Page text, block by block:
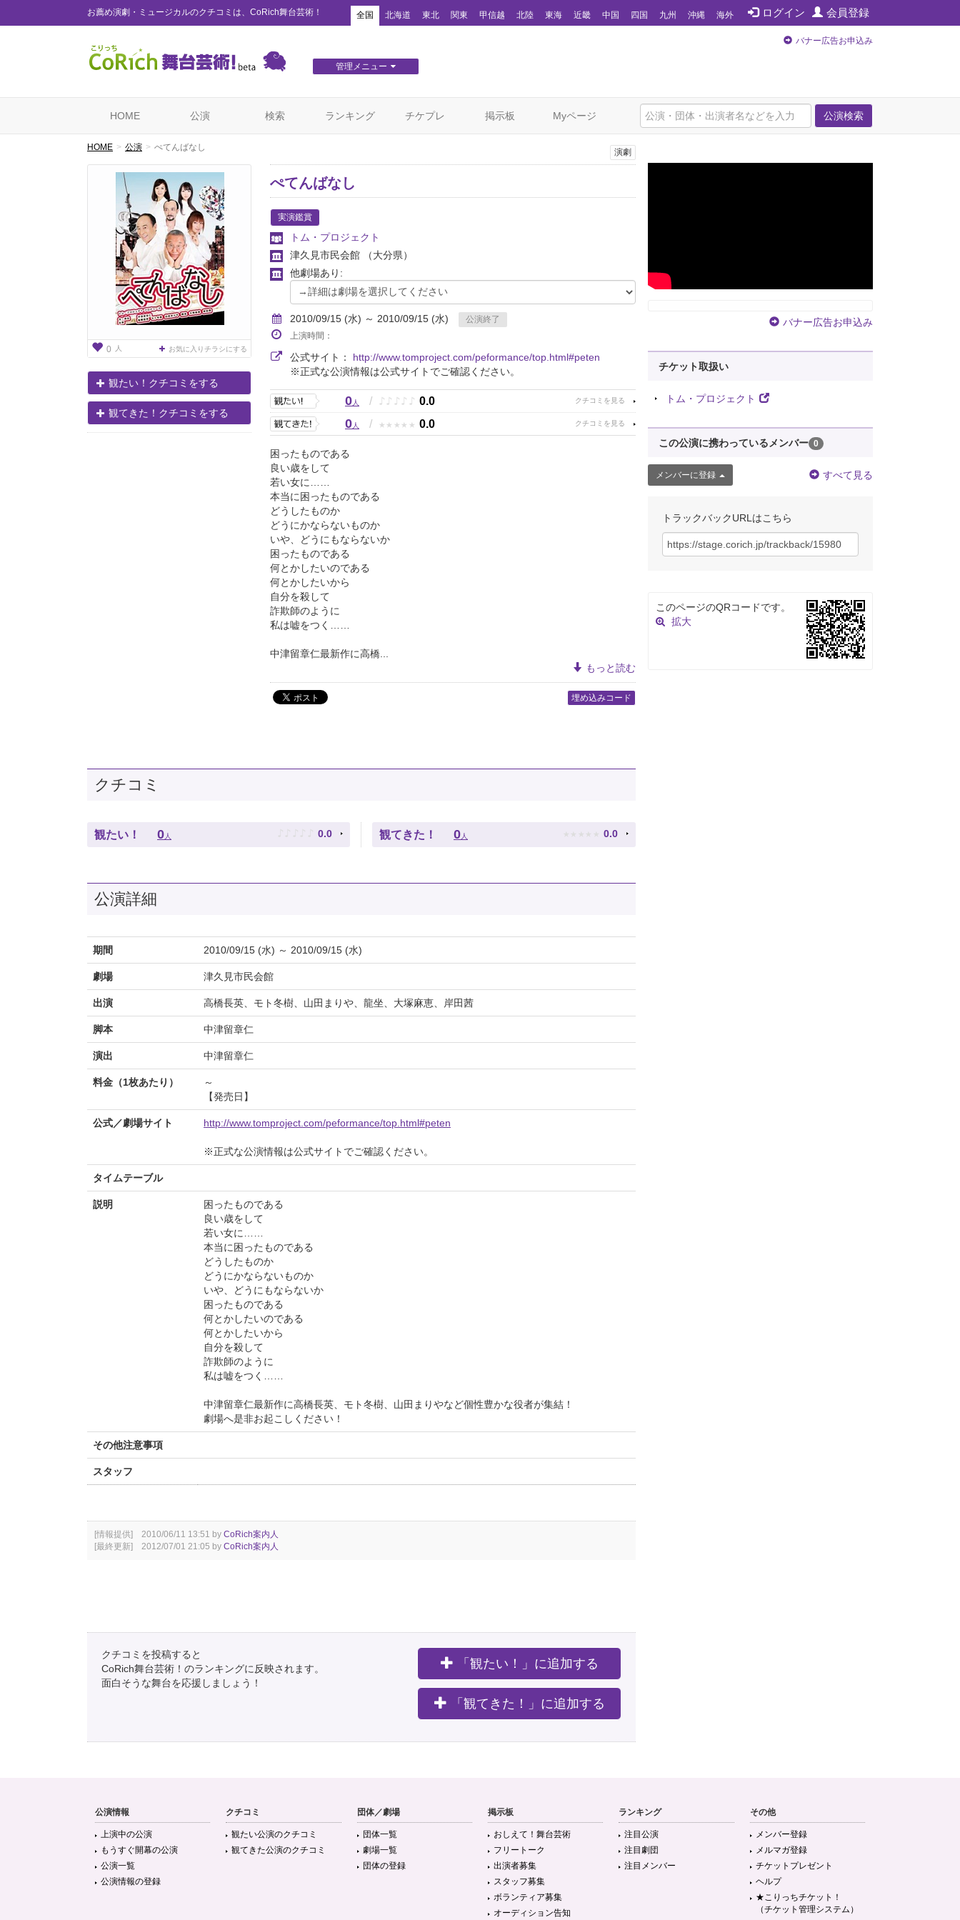
お薦め演劇・ミュージカルのクチコミは、CoRich舞台芸術！ ログイン 会員登録
全国 北海道 東北 関東 甲信越 北陸 東海 近畿 中国 四国 九州 沖縄 海外
管理メニュー
バナー広告お申込み
公演検索
HOME 公演 検索 ランキング チケプレ 掲示板 Myページ
HOME 公演 ぺてんばなし
0 人 お気に入りチラシにする
観たい！クチコミをする
観てきた！クチコミをする
演劇
ぺてんばなし
実演鑑賞
トム・プロジェクト
津久見市民会館
（大分県）
他劇場あり:
2010/09/15 (水) ～ 2010/09/15 (水)
公演終了
上演時間：
公式サイト： http://www.tomproject.com/peformance/top.html#peten
※正式な公演情報は公式サイトでご確認ください。
0人 / ♪ ♪ ♪ ♪ ♪ 0.0
0人 / ★ ★ ★ ★ ★ 0.0
困ったものである
良い歳をして
若い女に……
本当に困ったものである
どうしたものか
どうにかならないものか
いや、どうにもならないか
困ったものである
何とかしたいのである
何とかしたいから
自分を殺して
詐欺師のように
私は嘘をつく……
中津留章仁最新作に高橋...
もっと読む
埋め込みコード
クチコミ
観たい！ 0 人 ♪ ♪ ♪ ♪ ♪ 0.0 観てきた！ 0 人 ★ ★ ★ ★ ★ 0.0
公演詳細
期間 2010/09/15 (水) ～ 2010/09/15 (水)
劇場 津久見市民会館
出演 高橋長英、モト冬樹、山田まりや、龍坐、大塚麻恵、岸田茜
脚本 中津留章仁
演出 中津留章仁
料金（1枚あたり）
～
【発売日】
公式／劇場サイト http://www.tomproject.com/peformance/top.html#peten
※正式な公演情報は公式サイトでご確認ください。
タイムテーブル
説明
困ったものである
良い歳をして
若い女に……
本当に困ったものである
どうしたものか
どうにかならないものか
いや、どうにもならないか
困ったものである
何とかしたいのである
何とかしたいから
自分を殺して
詐欺師のように
私は嘘をつく……
中津留章仁最新作に高橋長英、モト冬樹、山田まりやなど個性豊かな役者が集結！
劇場へ是非お起こしください！
その他注意事項
スタッフ
[情報提供] 2010/06/11 13:51 by CoRich案内人
[最終更新] 2012/07/01 21:05 by CoRich案内人
クチコミを投稿すると
CoRich舞台芸術！のランキングに反映されます。
面白そうな舞台を応援しましょう！
「観たい！」に追加する
「観てきた！」に追加する
バナー広告お申込み
チケット取扱い
トム・プロジェクト
この公演に携わっているメンバー 0
メンバーに登録 すべて見る
トラックバックURLはこちら
このページのQRコードです。
拡大
公演情報
上演中の公演
もうすぐ開幕の公演
公演一覧
公演情報の登録
クチコミ
観たい公演のクチコミ
観てきた公演のクチコミ
団体／劇場
団体一覧
劇場一覧
団体の登録
掲示板
おしえて！舞台芸術
フリートーク
出演者募集
スタッフ募集
ボランティア募集
オーディション告知
ランキング
注目公演
注目劇団
注目メンバー
その他
メンバー登録
メルマガ登録
チケットプレゼント
ヘルプ
★こりっちチケット！
（チケット管理システム）